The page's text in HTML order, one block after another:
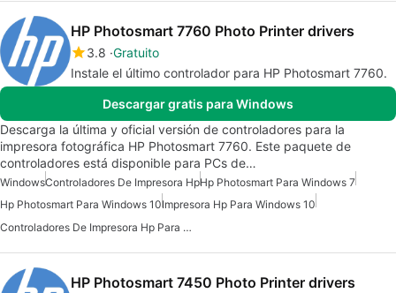
HP Photosmart 7760 Photo Printer drivers
3.8 Gratuito
Instale el último controlador para HP Photosmart 7760.
Descargar gratis para Windows
Descarga la última y oficial versión de controladores para la
impresora fotográfica HP Photosmart 7760. Este paquete de
controladores está disponible para PCs de…
WindowsControladores De Impresora HpHp Photosmart Para Windows 7
Hp Photosmart Para Windows 10Impresora Hp Para Windows 10
Controladores De Impresora Hp Para Windows 7
HP Photosmart 7450 Photo Printer drivers